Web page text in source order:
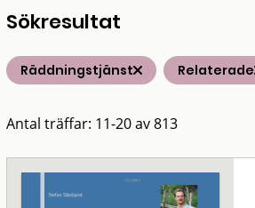
Sökresultat
Räddningstjänst Relaterade
Antal träffar: 11-20 av 813